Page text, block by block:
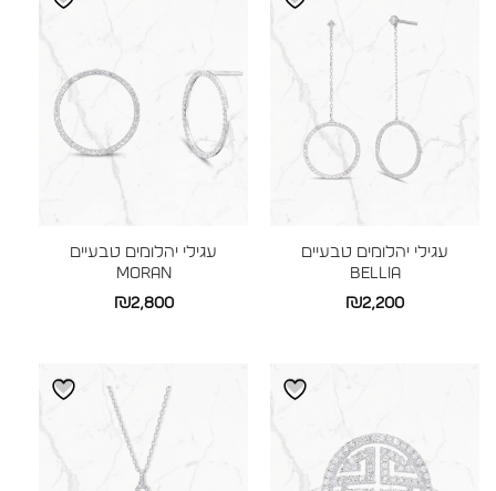
עגילי יהלומים טבעיים
BELLIA
₪2,200
עגילי יהלומים טבעיים
MORAN
₪2,800